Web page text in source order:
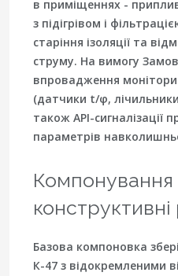
в приміщеннях -
з підігрівом і
старіння ізоляції та
струму. На вимогу
впровадження
(датчики t/φ,
також API-сигналізації
параметрів
Компонування
Базова компоновка
К-47 з відокремленими